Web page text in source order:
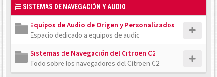
SISTEMAS DE NAVEGACIÓN Y AUDIO
Equipos de Audio de Origen y Personalizados
Espacio dedicado a equipos de audio
Sistemas de Navegación del Citroën C2
Todo sobre los navegadores del Citroën C2